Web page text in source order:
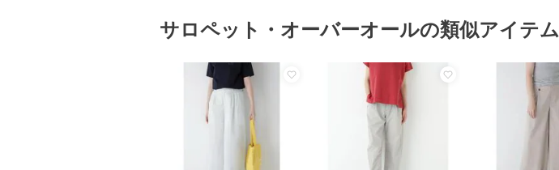
サロペット・オーバーオールの類似アイテム